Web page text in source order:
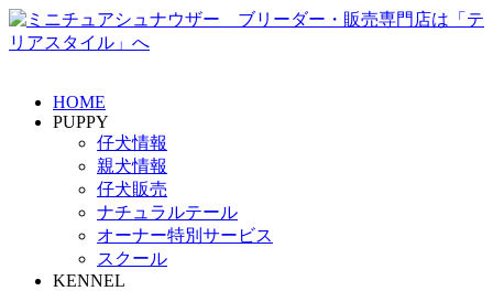
HOME
PUPPY
仔犬情報
親犬情報
仔犬販売
ナチュラルテール
オーナー特別サービス
スクール
KENNEL